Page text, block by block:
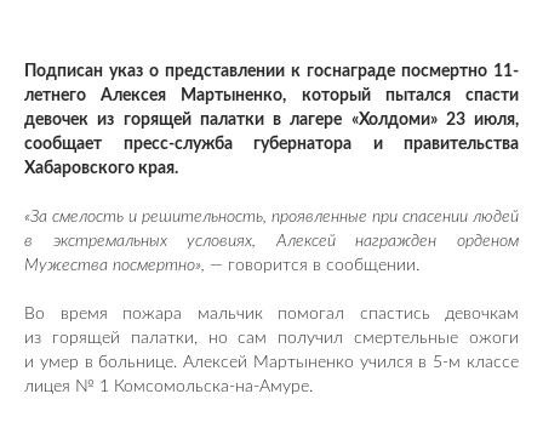
Подписан указ о представлении к госнаграде посмертно 11-
летнего Алексея Мартыненко, который пытался спасти
девочек из горящей палатки в лагере «Холдоми» 23 июля,
сообщает пресс-служба губернатора и правительства
Хабаровского края.
«За смелость и решительность, проявленные при спасении людей
в экстремальных условиях, Алексей награжден орденом
Мужества посмертно», — говорится в сообщении.
Во время пожара мальчик помогал спастись девочкам
из горящей палатки, но сам получил смертельные ожоги
и умер в больнице. Алексей Мартыненко учился в 5-м классе
лицея № 1 Комсомольска-на-Амуре.